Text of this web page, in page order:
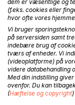
I 1870 blev et
fundet på et
identificeret som
evangelier mere
til engelsk og
Evangelium" eller
I "De Tolv
dem er væsentlige og
(f.eks. cookies eller
hvor ofte vores
Vi bruger
på serversiden samt
indebære brug af
tværs af enheder. Vi
(videoplatforme) på
videre databehandling
Med din indstilling
ovenfor. Du kan
(Hæftelse og copyright)